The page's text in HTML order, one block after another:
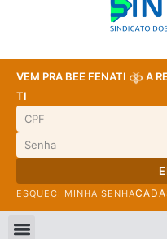
VEM PRA BEE FENATI
A
TI
ESQUECI MINHA SENHA